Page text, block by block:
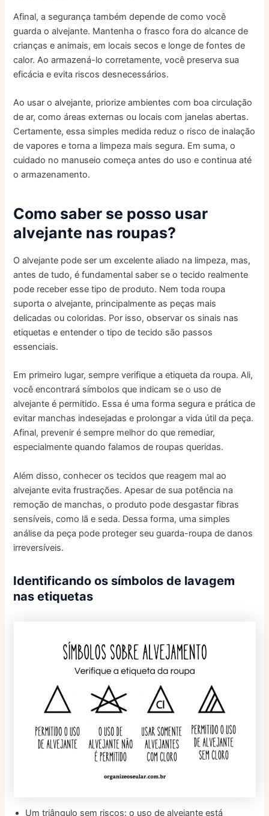
Afinal, a segurança também depende de como você
guarda o alvejante. Mantenha o frasco fora do alcance de
crianças e animais, em locais secos e longe de fontes de
calor. Ao armazená-lo corretamente, você preserva sua
eficácia e evita riscos desnecessários.
Ao usar o alvejante, priorize ambientes com boa circulação
de ar, como áreas externas ou locais com janelas abertas.
Certamente, essa simples medida reduz o risco de inalação
de vapores e torna a limpeza mais segura. Em suma, o
cuidado no manuseio começa antes do uso e continua até
o armazenamento.
Como saber se posso usar
alvejante nas roupas?
O alvejante pode ser um excelente aliado na limpeza, mas,
antes de tudo, é fundamental saber se o tecido realmente
pode receber esse tipo de produto. Nem toda roupa
suporta o alvejante, principalmente as peças mais
delicadas ou coloridas. Por isso, observar os sinais nas
etiquetas e entender o tipo de tecido são passos
essenciais.
Em primeiro lugar, sempre verifique a etiqueta da roupa. Ali,
você encontrará símbolos que indicam se o uso de
alvejante é permitido. Essa é uma forma segura e prática de
evitar manchas indesejadas e prolongar a vida útil da peça.
Afinal, prevenir é sempre melhor do que remediar,
especialmente quando falamos de roupas queridas.
Além disso, conhecer os tecidos que reagem mal ao
alvejante evita frustrações. Apesar de sua potência na
remoção de manchas, o produto pode desgastar fibras
sensíveis, como lã e seda. Dessa forma, uma simples
análise da peça pode proteger seu guarda-roupa de danos
irreversíveis.
Identificando os símbolos de lavagem
nas etiquetas
Um triângulo sem riscos: o uso de alvejante está